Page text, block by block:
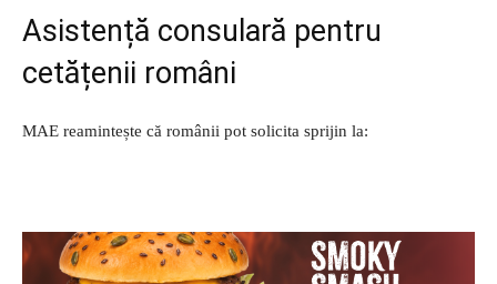
Asistență consulară pentru
cetățenii români
MAE reamintește că românii pot solicita sprijin la: